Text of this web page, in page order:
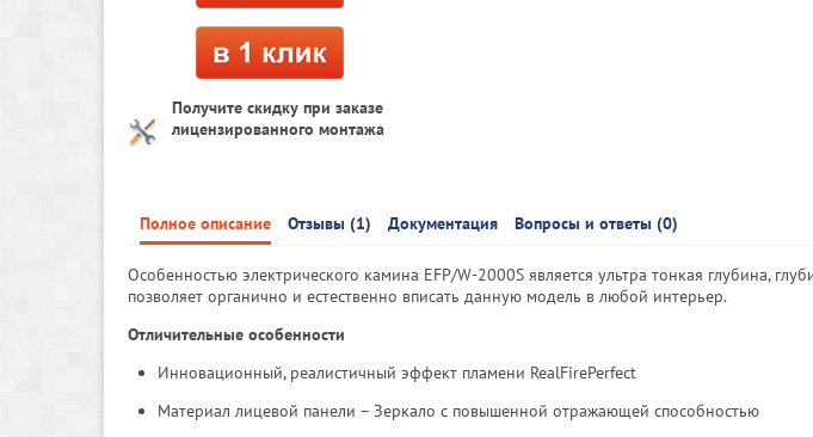
Получите скидку при заказе
лицензированного монтажа
Полное описание Отзывы (1) Документация Вопросы и ответы (0)
Особенностью электрического камина EFP/W-2000S является ультра тонкая глубина,
позволяет органично и естественно вписать данную модель в любой интерьер.
Отличительные особенности
Инновационный, реалистичный эффект пламени RealFirePerfect
Материал лицевой панели – Зеркало с повышенной отражающей способностью